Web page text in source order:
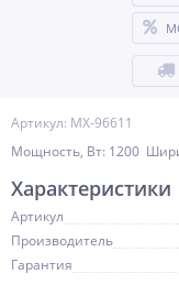
Артикул: MX-96611
Мощность, Вт: 1200
Характеристики
Артикул
Производитель
Гарантия